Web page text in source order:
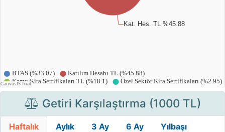
Getiri Karşılaştırma (1000 TL)
Haftalık Aylık 3 Ay 6 Ay Yılbaşı